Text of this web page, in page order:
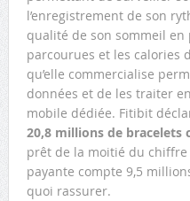
l’enregistrement de son
qualité de son sommeil
parcourues et les calories
qu’elle commercialise
données et de les traiter
mobile dédiée. Fitibit
20,8 millions de bracelets
prêt de la moitié du chiffre
payante compte 9,5
quoi rassurer.